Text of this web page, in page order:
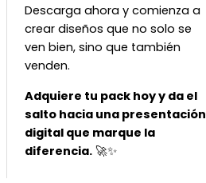
Descarga ahora y comienza a
crear diseños que no solo se
ven bien, sino que también
venden.
Adquiere tu pack hoy y da el
salto hacia una presentación
digital que marque la
diferencia.🚀✨